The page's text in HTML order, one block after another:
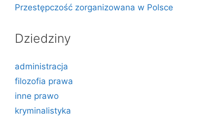
Przestępczość zorganizowana w Polsce
Dziedziny
administracja
filozofia prawa
inne prawo
kryminalistyka